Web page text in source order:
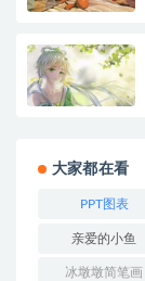
大家都在看
PPT图表
亲爱的小鱼
冰墩墩简笔画